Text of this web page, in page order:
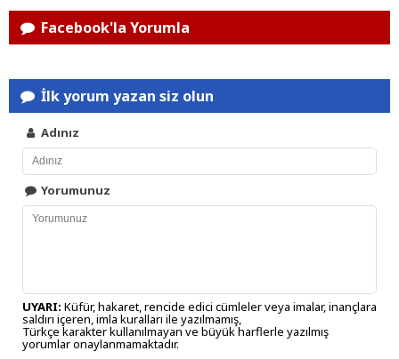
Facebook'la Yorumla
İlk yorum yazan siz olun
Adınız
Yorumunuz
UYARI: Küfür, hakaret, rencide edici cümleler veya imalar, inançlara
saldırı içeren, imla kuralları ile yazılmamış,
Türkçe karakter kullanılmayan ve büyük harflerle yazılmış
yorumlar onaylanmamaktadır.